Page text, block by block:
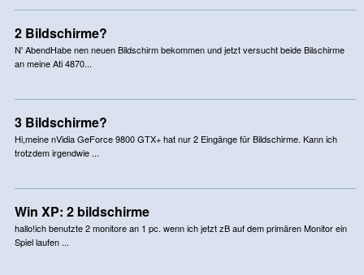
2 Bildschirme?
N' AbendHabe nen neuen Bildschirm bekommen und jetzt versucht beide Bilschirme
an meine Ati 4870...
3 Bildschirme?
Hi,meine nVidia GeForce 9800 GTX+ hat nur 2 Eingänge für Bildschirme. Kann ich
trotzdem irgendwie ...
Win XP: 2 bildschirme
hallo!ich benutzte 2 monitore an 1 pc. wenn ich jetzt zB auf dem primären Monitor ein
Spiel laufen ...